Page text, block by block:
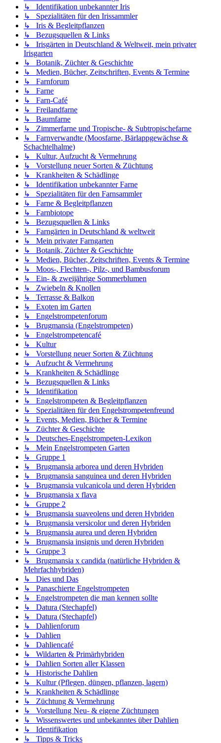
↳ Identifikation unbekannter Iris
↳ Spezialitäten für den Irissammler
↳ Iris & Begleitpflanzen
↳ Bezugsquellen & Links
↳ Irisgärten in Deutschland & Weltweit, mein privater
Irisgarten
↳ Botanik, Züchter & Geschichte
↳ Medien, Bücher, Zeitschriften, Events & Termine
↳ Farnforum
↳ Farne
↳ Farn-Café
↳ Freilandfarne
↳ Baumfarne
↳ Zimmerfarne und Tropische- & Subtropischefarne
↳ Farnverwandte (Moosfarne, Bärlappgewächse &
Schachtelhalme)
↳ Kultur, Aufzucht & Vermehrung
↳ Vorstellung neuer Sorten & Züchtung
↳ Krankheiten & Schädlinge
↳ Identifikation unbekannter Farne
↳ Spezialitäten für den Farnsammler
↳ Farne & Begleitpflanzen
↳ Farnbiotope
↳ Bezugsquellen & Links
↳ Farngärten in Deutschland & weltweit
↳ Mein privater Farngarten
↳ Botanik, Züchter & Geschichte
↳ Medien, Bücher, Zeitschriften, Events & Termine
↳ Moos-, Flechten-, Pilz-, und Bambusforum
↳ Ein- & zweijährige Sommerblumen
↳ Zwiebeln & Knollen
↳ Terrasse & Balkon
↳ Exoten im Garten
↳ Engelstrompetenforum
↳ Brugmansia (Engelstrompeten)
↳ Engelstrompetencafé
↳ Kultur
↳ Vorstellung neuer Sorten & Züchtung
↳ Aufzucht & Vermehrung
↳ Krankheiten & Schädlinge
↳ Bezugsquellen & Links
↳ Identifikation
↳ Engelstrompeten & Begleitpflanzen
↳ Spezialitäten für den Engelstrompetenfreund
↳ Events, Medien, Bücher & Termine
↳ Züchter & Geschichte
↳ Deutsches-Engelstrompeten-Lexikon
↳ Mein Engelstrompeten Garten
↳ Gruppe 1
↳ Brugmansia arborea und deren Hybriden
↳ Brugmansia sanguinea und deren Hybriden
↳ Brugmansia vulcanicola und deren Hybriden
↳ Brugmansia x flava
↳ Gruppe 2
↳ Brugmansia suaveolens und deren Hybriden
↳ Brugmansia versicolor und deren Hybriden
↳ Brugmansia aurea und deren Hybriden
↳ Brugmansia insignis und deren Hybriden
↳ Gruppe 3
↳ Brugmansia x candida (natürliche Hybriden &
Mehrfachhybriden)
↳ Dies und Das
↳ Panaschierte Engelstrompeten
↳ Engelstrompeten die man kennen sollte
↳ Datura (Stechapfel)
↳ Datura (Stechapfel)
↳ Dahlienforum
↳ Dahlien
↳ Dahliencafé
↳ Wildarten & Primärhybriden
↳ Dahlien Sorten aller Klassen
↳ Historische Dahlien
↳ Kultur (Pflegen, düngen, pflanzen, lagern)
↳ Krankheiten & Schädlinge
↳ Züchtung & Vermehrung
↳ Vorstellung Neu- & eigene Züchtungen
↳ Wissenswertes und unbekanntes über Dahlien
↳ Identifikation
↳ Tipps & Tricks